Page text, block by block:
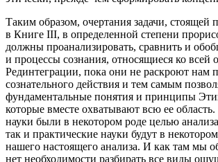
Таким образом, очертания задачи, стоящей
в Книге III, в определенной степени
должны проанализировать, сравнить и
и процессы сознания, относящиеся ко всей
Рединтеграции, пока они не раскроют нам
сознательного действия и тем самым
фундаментальные понятия и принципы
которые вместе охватывают всю ее
науки были в некотором роде целью
так и практические науки будут в
нашего настоящего анализа. И как там мы
нет необходимости разбирать все виды